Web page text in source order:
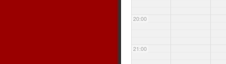
20:00
21:00